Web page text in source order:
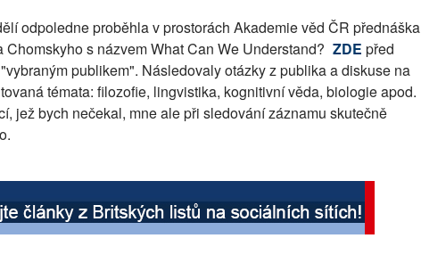
odpoledne proběhla v prostorách Akademie věd ČR přednáška
Chomskyho s názvem What Can We Understand? ZDE před
publikem". Následovaly otázky z publika a diskuse na
témata: filozofie, lingvistika, kognitivní věda, biologie apod.
jež bych nečekal, mne ale při sledování záznamu skutečně